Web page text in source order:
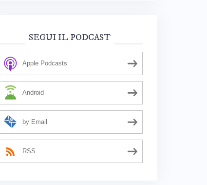
SEGUI IL PODCAST
Apple Podcasts
Android
by Email
RSS